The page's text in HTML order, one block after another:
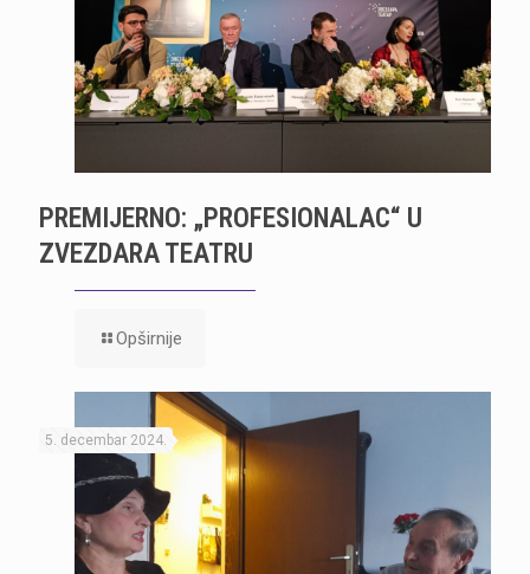
PREMIJERNO: „PROFESIONALAC“ U
ZVEZDARA TEATRU
Opširnije
5. decembar 2024.